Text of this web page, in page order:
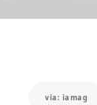
via: iamag